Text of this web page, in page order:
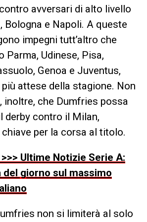
avversari di alto livello
Bologna e Napoli. A queste
impegni tutt’altro che
Parma, Udinese, Pisa,
Genoa e Juventus,
attese della stagione. Non
inoltre, che Dumfries possa
derby contro il Milan,
per la corsa al titolo.
>>> Ultime Notizie Serie A:
giorno sul massimo
non si limiterà al solo